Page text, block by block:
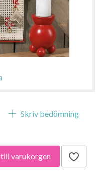
Skriv bedömning
till varukorgen